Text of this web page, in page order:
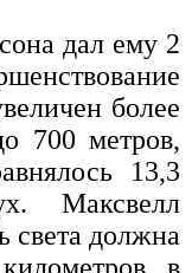
дал ему 2
более
700 метров,
13,3
Максвелл
света должна
в